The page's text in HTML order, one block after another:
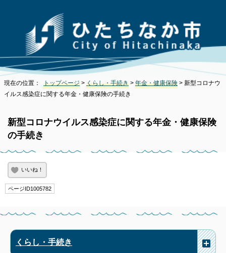
現在の位置： トップページ > くらし・手続き > 年金・健康保険 > 新型コロナウ
イルス感染症に関する年金・健康保険の手続き
新型コロナウイルス感染症に関する年金・健康保険
の手続き
いいね！
ページID1005782
くらし・手続き